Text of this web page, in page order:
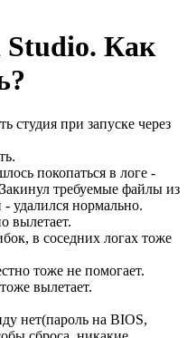
Studio. Как
студия при запуске через
покопаться в логе -
требуемые файлы из
удалился нормально.
вылетает.
в соседних логах тоже
тоже не помогает.
вылетает.
нет(пароль на BIOS,